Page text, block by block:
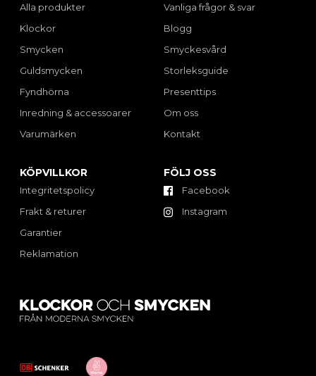
Alla produkter
Klockor
Smycken
Guldsmycken
Fyndhörna
Inredning & accessoarer
Varumärken
Vanliga frågor & svar
Blogg
Smyckesvård
Storleksguide
Presenttips
Om oss
Kontakt
KÖPVILLKOR
Integritetspolicy
Frakt & returer
Garantier
Reklamation
FÖLJ OSS
Facebook
Instagram